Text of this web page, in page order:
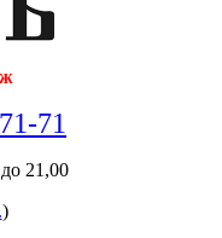
71
21,00
)